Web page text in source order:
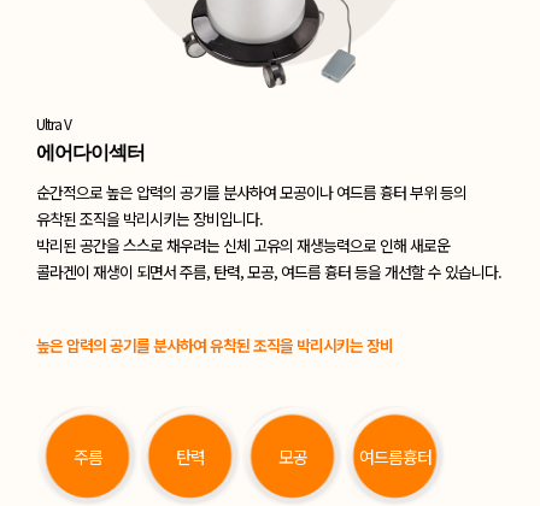
Ultra V
에어다이섹터
순간적으로 높은 압력의 공기를 분사하여 모공이나 여드름 흉터 부위 등의
유착된 조직을 박리시키는 장비입니다.
박리된 공간을 스스로 채우려는 신체 고유의 재생능력으로 인해새로운
콜라겐이 재생이 되면서 주름, 탄력, 모공, 여드름 흉터 등을 개선할 수 있습니다.
높은 압력의 공기를 분사하여 유착된 조직을 박리시키는 장비
주름 탄력 모공 여드름흉터